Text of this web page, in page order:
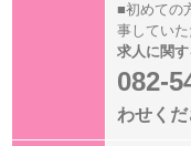
■初めての
事していた
求人に関
082-
わせく